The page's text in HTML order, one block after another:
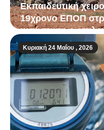
Εκπαιδευτική
19χρονο ΕΠΟΠ
κατάσταση ο
Κυριακή 24 Μαΐου , 2026